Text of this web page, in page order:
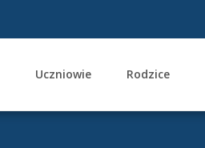
Uczniowie Rodzice